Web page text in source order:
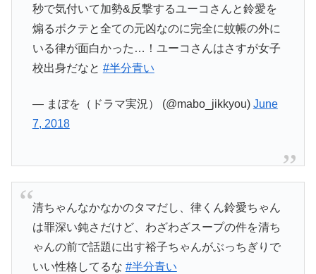
秒で気付いて加勢&反撃するユーコさんと鈴愛を
煽るボクテと全ての元凶なのに完全に蚊帳の外に
いる律が面白かった…！ユーコさんはさすが女子
校出身だなと #半分青い
— まぼを（ドラマ実況） (@mabo_jikkyou) June
7, 2018
清ちゃんなかなかのタマだし、律くん鈴愛ちゃん
は罪深い鈍さだけど、わざわざスープの件を清ち
ゃんの前で話題に出す裕子ちゃんがぶっちぎりで
いい性格してるな #半分青い